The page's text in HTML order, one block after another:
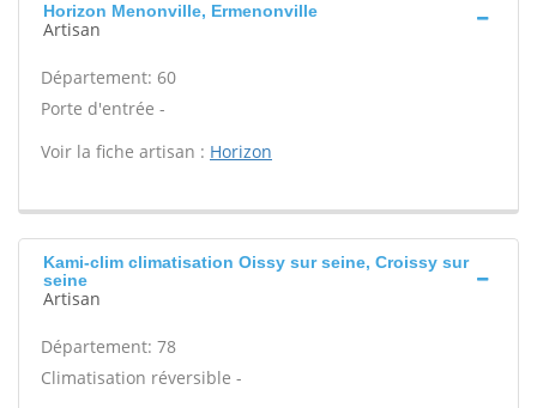
Horizon Menonville, Ermenonville
Artisan
Département: 60
Porte d'entrée -
Voir la fiche artisan : Horizon
Kami-clim climatisation Oissy sur seine, Croissy sur
seine
Artisan
Département: 78
Climatisation réversible -